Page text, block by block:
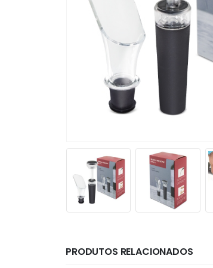
PRODUTOS RELACIONADOS